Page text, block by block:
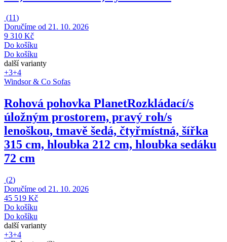
(11)
Doručíme od 21. 10. 2026
9 310 Kč
Do košíku
Do košíku
další varianty
+3+4
Windsor & Co Sofas
Rohová pohovka PlanetRozkládací/s
úložným prostorem, pravý roh/s
lenoškou, tmavě šedá, čtyřmístná, šířka
315 cm, hloubka 212 cm, hloubka sedáku
72 cm
(2)
Doručíme od 21. 10. 2026
45 519 Kč
Do košíku
Do košíku
další varianty
+3+4